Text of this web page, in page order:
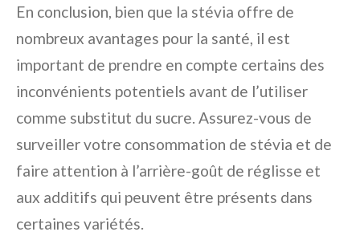
En conclusion, bien que la stévia offre de
nombreux avantages pour la santé, il est
important de prendre en compte certains des
inconvénients potentiels avant de l’utiliser
comme substitut du sucre. Assurez-vous de
surveiller votre consommation de stévia et de
faire attention à l’arrière-goût de réglisse et
aux additifs qui peuvent être présents dans
certaines variétés.